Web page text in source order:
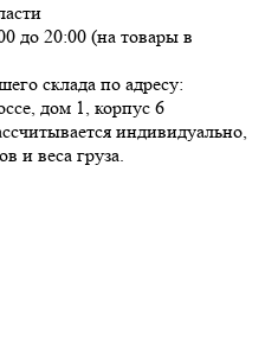
до 20:00 (на товары в
склада по адресу:
дом 1, корпус 6
индивидуально,
и веса груза.